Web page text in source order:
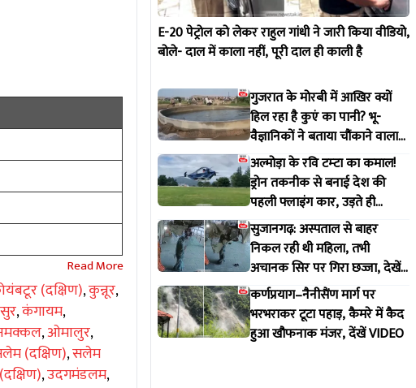
(दक्षिण),कुन्नूर,
,कंगायम,
,ओमालुर,
(दक्षिण),सलेम
,उदगमंडलम,
E-20 पेट्रोल को लेकर राहुल गांधी ने जारी किया वीडियो,
बोले- दाल में काला नहीं, पूरी दाल ही काली है
गुजरात के मोरबी में आखिर क्यों
हिल रहा है कुएं का पानी? भू-
वैज्ञानिकों ने बताया चौंकाने वाला
सच
अल्मोड़ा के रवि टम्टा का कमाल!
ड्रोन तकनीक से बनाई देश की
पहली फ्लाइंग कार, उड़ते ही
वायरल हुआ वीडियो
सुजानगढ़: अस्पताल से बाहर
निकल रही थी महिला, तभी
अचानक सिर पर गिरा छज्जा, देखें
VIDEO
कर्णप्रयाग–नैनीसैंण मार्ग पर
भरभराकर टूटा पहाड़, कैमरे में कैद
हुआ खौफनाक मंजर, देंखें VIDEO